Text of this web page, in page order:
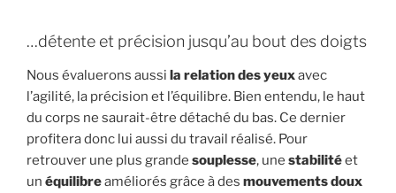
…détente et précision jusqu’au bout des doigts
Nous évaluerons aussi la relation des yeuxavec
l’agilité, la précision et l’équilibre. Bien entendu, le haut
du corps ne saurait-être détaché du bas. Ce dernier
profitera donc lui aussi du travail réalisé. Pour
retrouver une plus grande souplesse, une stabilitéet
un équilibreaméliorés grâce à des mouvements doux